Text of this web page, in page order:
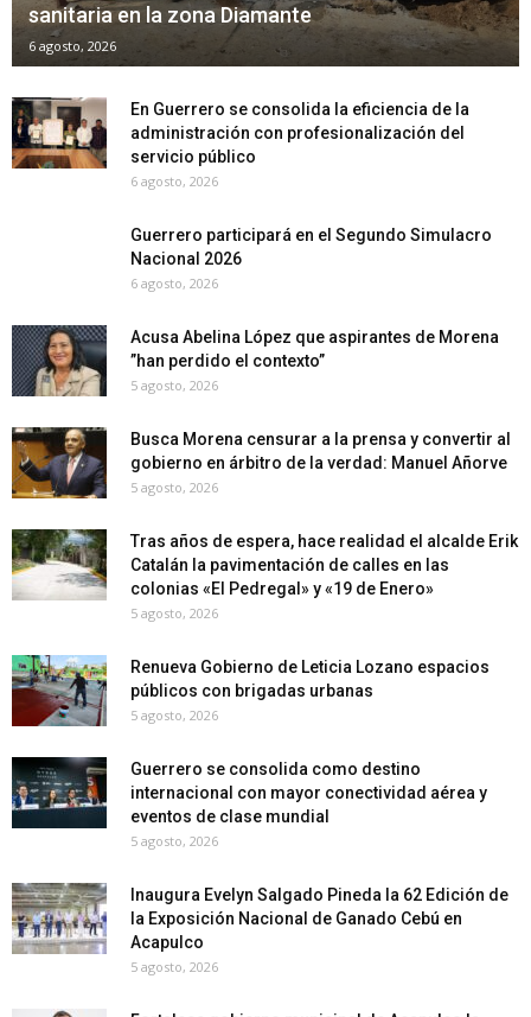
sanitaria en la zona Diamante
6 agosto, 2026
En Guerrero se consolida la eficiencia de la
administración con profesionalización del
servicio público
6 agosto, 2026
Guerrero participará en el Segundo Simulacro
Nacional 2026
6 agosto, 2026
Acusa Abelina López que aspirantes de Morena
”han perdido el contexto”
5 agosto, 2026
Busca Morena censurar a la prensa y convertir al
gobierno en árbitro de la verdad: Manuel Añorve
5 agosto, 2026
Tras años de espera, hace realidad el alcalde Erik
Catalán la pavimentación de calles en las
colonias «El Pedregal» y «19 de Enero»
5 agosto, 2026
Renueva Gobierno de Leticia Lozano espacios
públicos con brigadas urbanas
5 agosto, 2026
Guerrero se consolida como destino
internacional con mayor conectividad aérea y
eventos de clase mundial
5 agosto, 2026
Inaugura Evelyn Salgado Pineda la 62 Edición de
la Exposición Nacional de Ganado Cebú en
Acapulco
5 agosto, 2026